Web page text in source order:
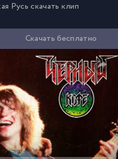
Русь скачать клип
Скачать бесплатно